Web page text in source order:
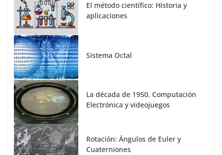
El método científico: Historia y
aplicaciones
Sistema Octal
La década de 1950. Computación
Electrónica y videojuegos
Rotación: Ángulos de Euler y
Cuaterniones